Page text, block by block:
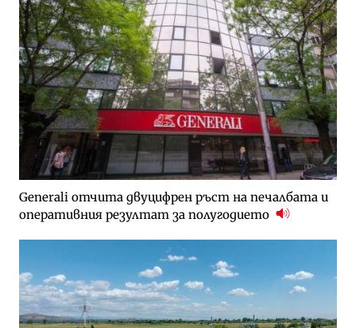
Generali отчита двуцифрен ръст на печалбата и
оперативния резултат за полугодието